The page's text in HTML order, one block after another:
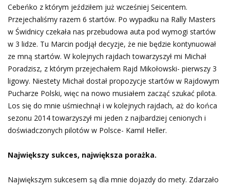
Cebeńko z którym jeździłem już wcześniej Seicentem.
Przejechaliśmy razem 6 startów. Po wypadku na Rally Masters
w Świdnicy czekała nas przebudowa auta pod wymogi startów
w 3 lidze. Tu Marcin podjął decyzje, że nie będzie kontynuował
ze mną startów. W kolejnych rajdach towarzyszył mi Michał
Poradzisz, z którym przejechałem Rajd Mikołowski- pierwszy 3
ligowy. Niestety Michał dostał propozycje startów w Rajdowym
Pucharze Polski, więc na nowo musiałem zacząć szukać pilota.
Los się do mnie uśmiechnął i w kolejnych rajdach, aż do końca
sezonu 2014 towarzyszył mi jeden z najbardziej cenionych i
doświadczonych pilotów w Polsce- Kamil Heller.
Największy sukces, największa porażka.
Największym sukcesem są dla mnie dojazdy do mety. Zdarzało